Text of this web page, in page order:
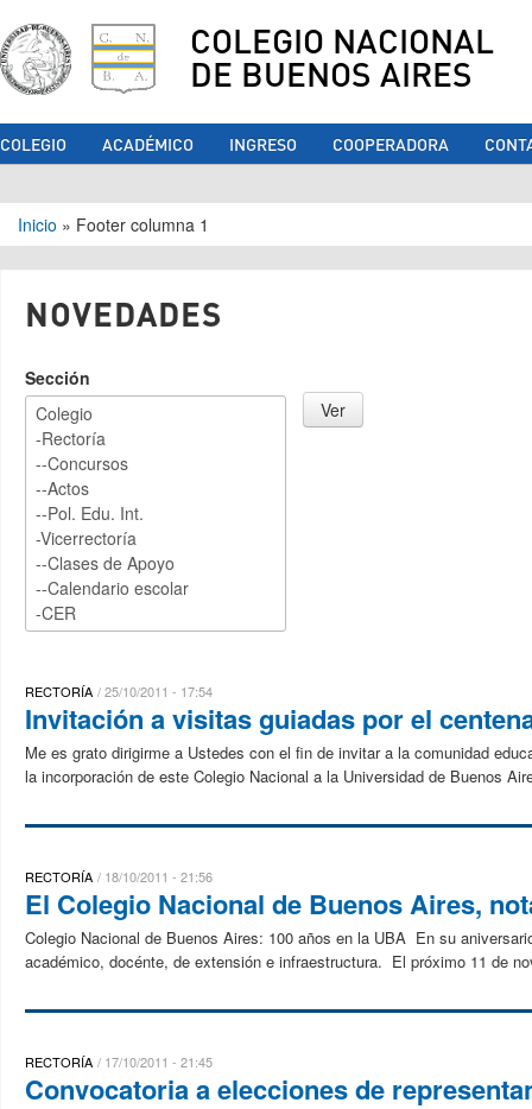
COLEGIO NACIONAL
DE BUENOS AIRES
COLEGIO ACADÉMICO INGRESO COOPERADORA
Se encuentra usted aquí
Inicio » Footer columna 1
NOVEDADES
Sección
RECTORÍA 25/10/2011 - 17:54
Invitación a visitas guiadas por el
Me es grato dirigirme a Ustedes con el fin de invitar a la comunidad
la incorporación de este Colegio Nacional a la Universidad de Buenos
RECTORÍA 18/10/2011 - 21:56
El Colegio Nacional de Buenos Aires,
Colegio Nacional de Buenos Aires: 100 años en la UBA En su
académico, docénte, de extensión e infraestructura. El próximo 11 de
RECTORÍA 17/10/2011 - 21:45
Convocatoria a elecciones de